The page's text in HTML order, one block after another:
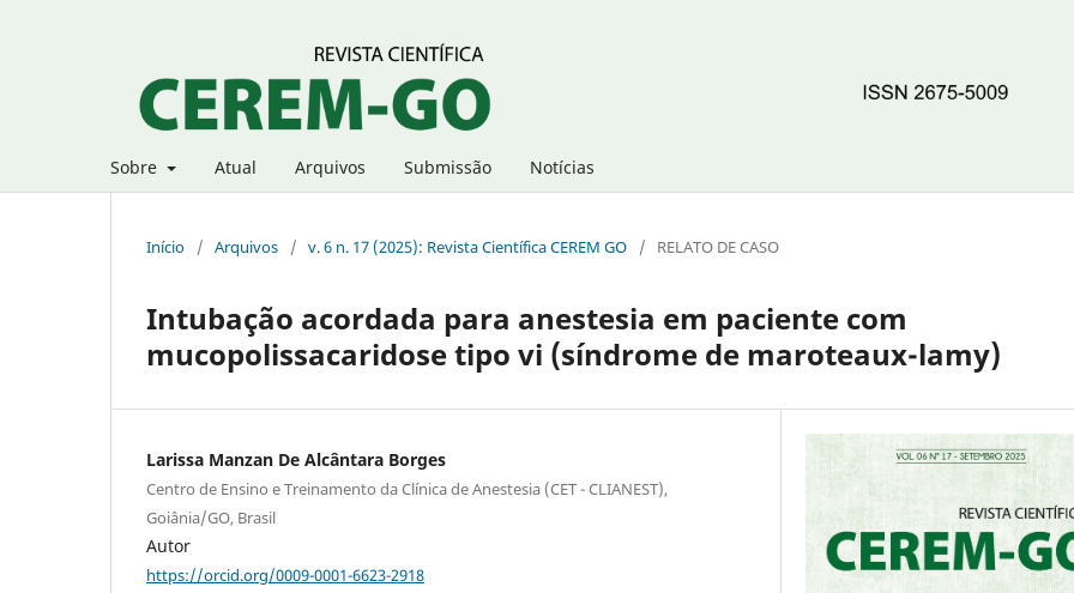
Sobre Atual Arquivos Submissão Notícias
Início / Arquivos / v. 6 n. 17 (2025): Revista Científica CEREM GO / RELATO DE CASO
Intubação acordada para anestesia em paciente com
mucopolissacaridose tipo vi (síndrome de maroteaux-lamy)
Larissa Manzan De Alcântara Borges
Centro de Ensino e Treinamento da Clínica de Anestesia (CET - CLIANEST),
Goiânia/GO, Brasil
Autor
https://orcid.org/0009-0001-6623-2918